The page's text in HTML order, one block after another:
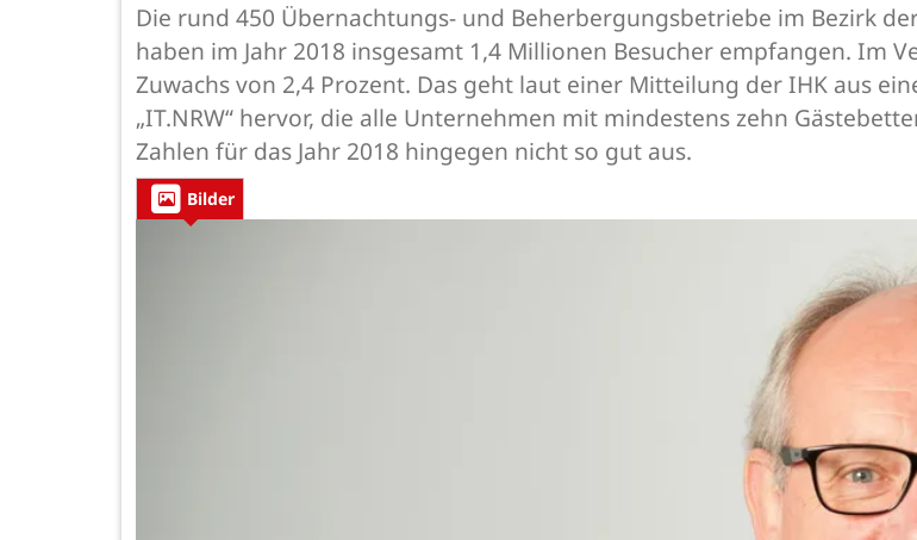
Die rund 450 Übernachtungs- und Beherbergungsbetriebe im Bezirk
haben im Jahr 2018 insgesamt 1,4 Millionen Besucher empfangen. Im
Zuwachs von 2,4 Prozent. Das geht laut einer Mitteilung der IHK aus
„IT.NRW“ hervor, die alle Unternehmen mit mindestens zehn
Zahlen für das Jahr 2018 hingegen nicht so gut aus.
Bilder